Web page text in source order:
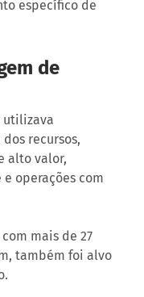
específico de
de
utilizava
recursos,
alto valor,
operações com
mais de 27
também foi alvo